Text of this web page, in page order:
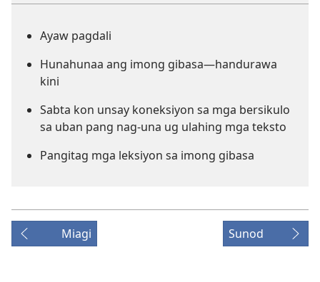
Ayaw pagdali
Hunahunaa ang imong gibasa​—handurawa
kini
Sabta kon unsay koneksiyon sa mga bersikulo
sa uban pang nag-una ug ulahing mga teksto
Pangitag mga leksiyon sa imong gibasa
Miagi Sunod